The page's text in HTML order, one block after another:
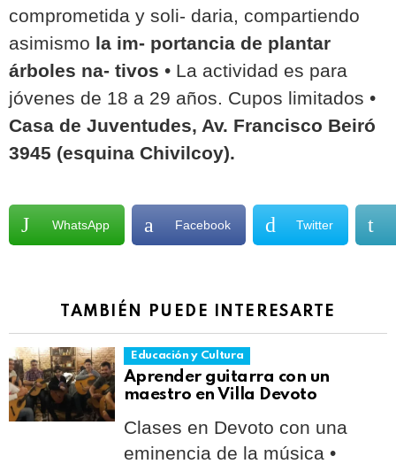
comprometida y soli- daria, compartiendo
asimismo la im- portancia de plantar
árboles na- tivos • La actividad es para
jóvenes de 18 a 29 años. Cupos limitados •
Casa de Juventudes, Av. Francisco Beiró
3945 (esquina Chivilcoy).
WhatsApp Facebook Twitter
TAMBIÉN PUEDE INTERESARTE
Educación y Cultura
Aprender guitarra con un
maestro en Villa Devoto
Clases en Devoto con una
eminencia de la música •